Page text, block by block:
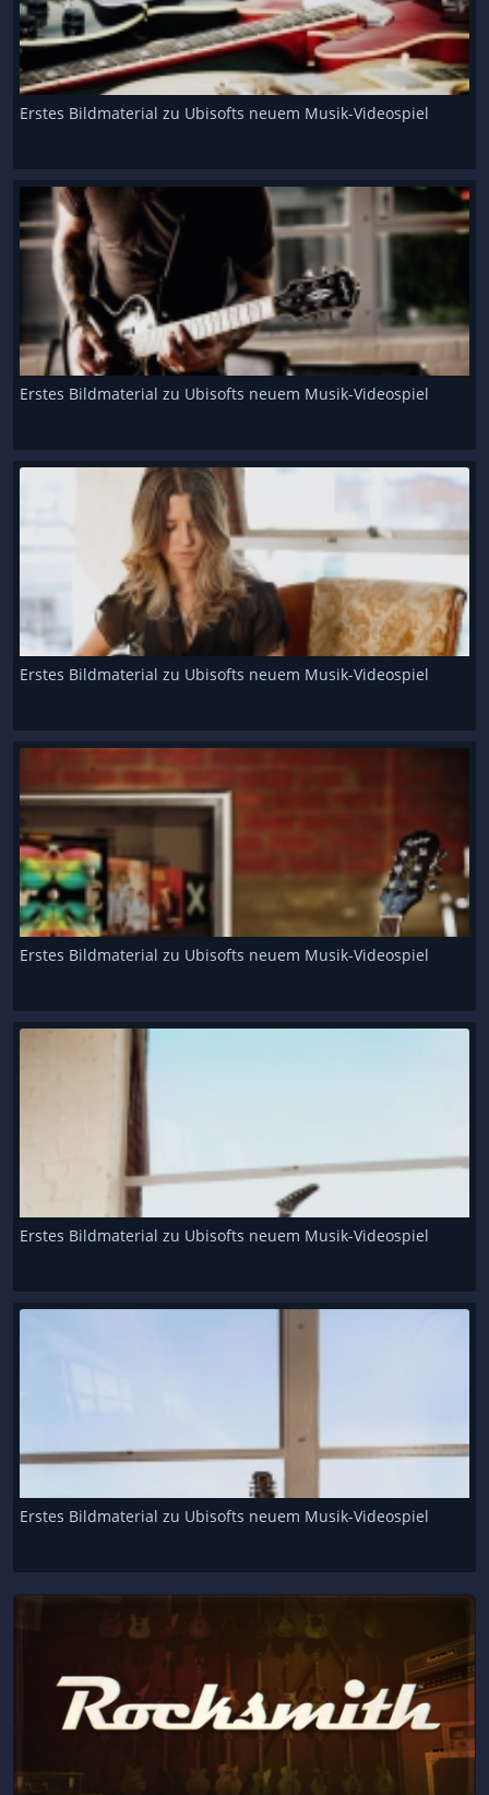
Erstes Bildmaterial zu Ubisofts neuem Musik-Videospiel
Erstes Bildmaterial zu Ubisofts neuem Musik-Videospiel
Erstes Bildmaterial zu Ubisofts neuem Musik-Videospiel
Erstes Bildmaterial zu Ubisofts neuem Musik-Videospiel
Erstes Bildmaterial zu Ubisofts neuem Musik-Videospiel
Erstes Bildmaterial zu Ubisofts neuem Musik-Videospiel